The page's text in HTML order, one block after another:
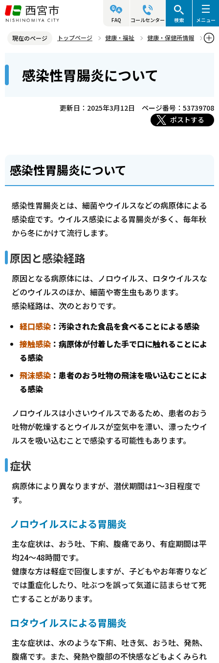
こ
の
ジ
先
FAQ コールセンター 検索 メニュー
現在のページ トップページ 健康・福祉
健康・保健所情報
感染性胃腸炎について
こ
感染性胃腸炎について
更新日：2025年3月12日
ページ番号：53739708
ポストする
感染性胃腸炎について
感染性胃腸炎とは、細菌やウイルスなどの病原体による
感染症です。ウイルス感染による胃腸炎が多く、毎年秋
から冬にかけて流行します。
原因と感染経路
原因となる病原体には、ノロウイルス、ロタウイルスな
どのウイルスのほか、細菌や寄生虫もあります。
感染経路は、次のとおりです。
経口感染 ：汚染された食品を食べることによる感染
接触感染 ：病原体が付着した手で口に触れることによ
る感染
飛沫感染 ：患者のおう吐物の飛沫を吸い込むことによ
る感染
ノロウイルスは小さいウイルスであるため、患者のおう
吐物が乾燥するとウイルスが空気中を漂い、漂ったウイ
ルスを吸い込むことで感染する可能性もあります。
症状
病原体により異なりますが、潜伏期間は1～3日程度で
す。
ノロウイルスによる胃腸炎
主な症状は、おう吐、下痢、腹痛であり、有症期間は平
均24～48時間です。
健康な方は軽症で回復しますが、子どもやお年寄りなど
では重症化したり、吐ぶつを誤って気道に詰まらせて死
亡することがあります。
ロタウイルスによる胃腸炎
主な症状は、水のような下痢、吐き気、おう吐、発熱、
腹痛です。また、発熱や腹部の不快感などもよくみられ